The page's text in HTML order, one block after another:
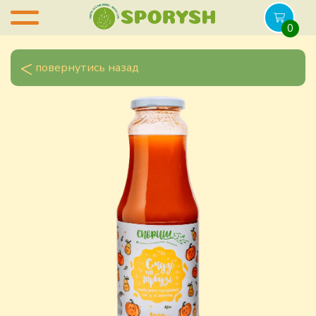
0
повернутись назад